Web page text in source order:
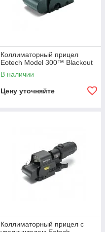
Коллиматорный прицел
Eotech Model 300™ Blackout
В наличии
Цену уточняйте
Коллиматорный прицел с